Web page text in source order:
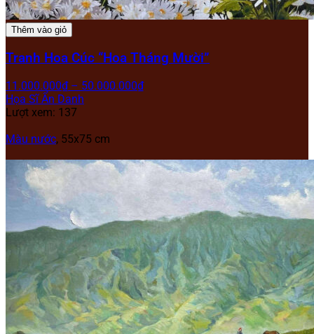
Thêm vào giỏ
Tranh Hoa Cúc “Hoa Tháng Mười”
11.000.000₫ – 50.000.000₫
Họa Sĩ Ẩn Danh
Lượt xem: 137
Màu nước, 55x75 cm